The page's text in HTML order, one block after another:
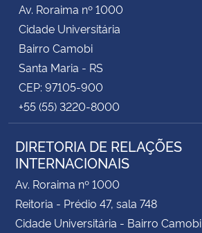
Av. Roraima nº 1000
Cidade Universitária
Bairro Camobi
Santa Maria - RS
CEP: 97105-900
+55 (55) 3220-8000
DIRETORIA DE RELAÇÕES
INTERNACIONAIS
Av. Roraima nº 1000
Reitoria - Prédio 47, sala 748
Cidade Universitária - Bairro Camobi